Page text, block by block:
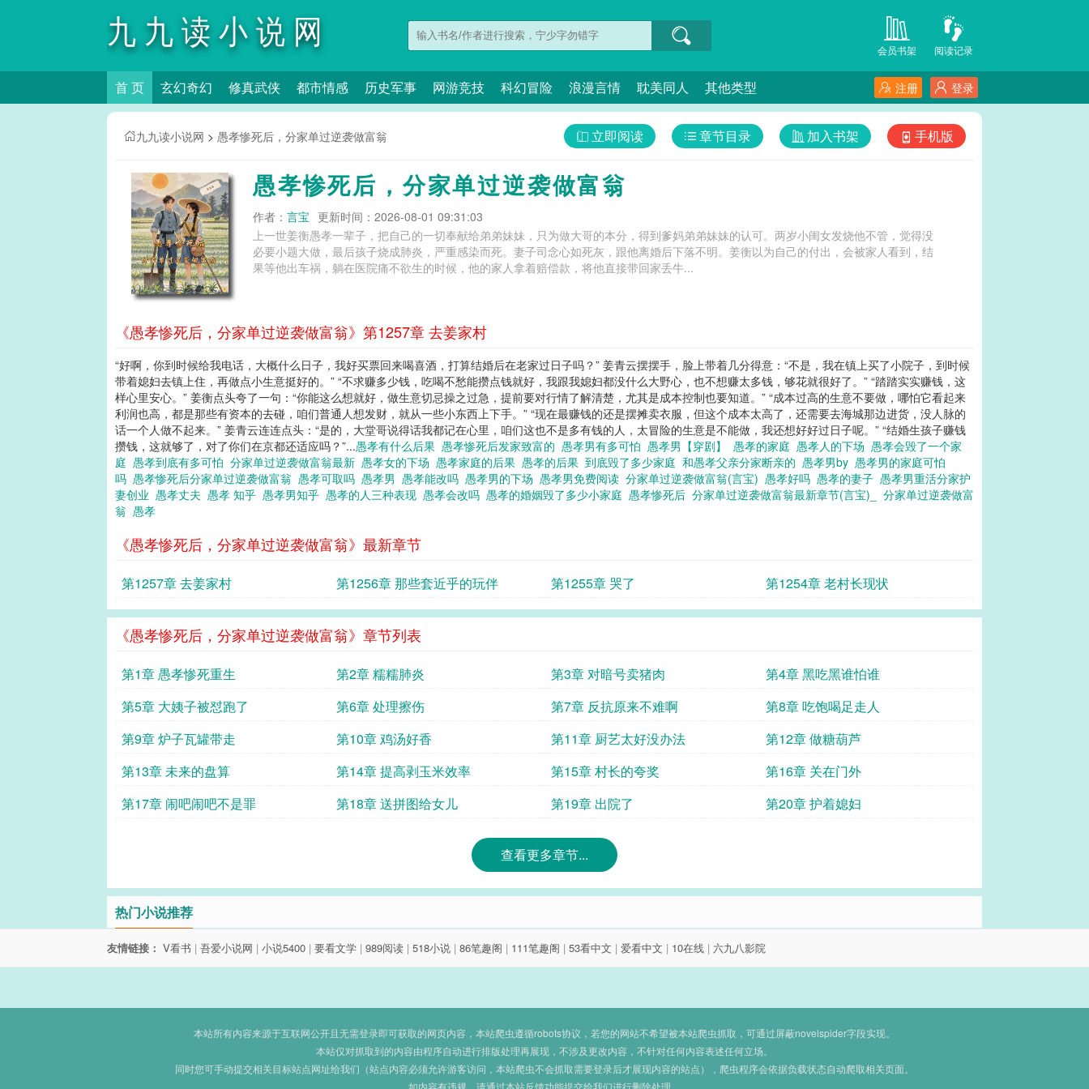
九九读小说网 阅读记录
会员书架
首 页 玄幻奇幻 修真武侠 都市情感 历史军事 网游竞技 科幻冒险 浪漫言情 耽美同人 其他类型 登录
注册
九九读小说网 > 愚孝惨死后，分家单过逆袭做富翁 手机版
加入书架
章节目录
立即阅读
愚孝惨死后，分家单过逆袭做富翁
作者： 言宝 更新时间：2026-08-01 09:31:03
上一世姜衡愚孝一辈子，把自己的一切奉献给弟弟妹妹，只为做大哥的本分，得到爹妈弟弟妹妹的认可。两岁小闺女发烧他不管，觉得没
必要小题大做，最后孩子烧成肺炎，严重感染而死。妻子司念心如死灰，跟他离婚后下落不明。姜衡以为自己的付出，会被家人看到，结
果等他出车祸，躺在医院痛不欲生的时候，他的家人拿着赔偿款，将他直接带回家丢牛...
《愚孝惨死后，分家单过逆袭做富翁》第1257章 去姜家村
“好啊，你到时候给我电话，大概什么日子，我好买票回来喝喜酒，打算结婚后在老家过日子吗？” 姜青云摆摆手，脸上带着几分得意：“不是，我在镇上买了小院子，到时候
带着媳妇去镇上住，再做点小生意挺好的。” “不求赚多少钱，吃喝不愁能攒点钱就好，我跟我媳妇都没什么大野心，也不想赚太多钱，够花就很好了。” “踏踏实实赚钱，这
样心里安心。” 姜衡点头夸了一句：“你能这么想就好，做生意切忌操之过急，提前要对行情了解清楚，尤其是成本控制也要知道。” “成本过高的生意不要做，哪怕它看起来
利润也高，都是那些有资本的去碰，咱们普通人想发财，就从一些小东西上下手。” “现在最赚钱的还是摆摊卖衣服，但这个成本太高了，还需要去海城那边进货，没人脉的
话一个人做不起来。” 姜青云连连点头：“是的，大堂哥说得话我都记在心里，咱们这也不是多有钱的人，太冒险的生意是不能做，我还想好好过日子呢。” “结婚生孩子赚钱
攒钱，这就够了，对了你们在京都还适应吗？”...愚孝有什么后果 愚孝惨死后发家致富的 愚孝男有多可怕 愚孝男【穿剧】 愚孝的家庭 愚孝人的下场 愚孝会毁了一个家
庭 愚孝到底有多可怕 分家单过逆袭做富翁最新 愚孝女的下场 愚孝家庭的后果 愚孝的后果 到底毁了多少家庭 和愚孝父亲分家断亲的 愚孝男by 愚孝男的家庭可怕
吗 愚孝惨死后分家单过逆袭做富翁 愚孝可取吗 愚孝男 愚孝能改吗 愚孝男的下场 愚孝男免费阅读 分家单过逆袭做富翁(言宝) 愚孝好吗 愚孝的妻子 愚孝男重活分家护
妻创业 愚孝丈夫 愚孝 知乎 愚孝男知乎 愚孝的人三种表现 愚孝会改吗 愚孝的婚姻毁了多少小家庭 愚孝惨死后 分家单过逆袭做富翁最新章节(言宝)_ 分家单过逆袭做富
翁 愚孝
《愚孝惨死后，分家单过逆袭做富翁》最新章节
第1257章 去姜家村 第1256章 那些套近乎的玩伴 第1255章 哭了 第1254章 老村长现状
《愚孝惨死后，分家单过逆袭做富翁》章节列表
第1章 愚孝惨死重生 第2章 糯糯肺炎 第3章 对暗号卖猪肉
第4章 黑吃黑谁怕谁
第5章 大姨子被怼跑了
第6章 处理擦伤 第7章 反抗原来不难啊
第8章 吃饱喝足走人
第9章 炉子瓦罐带走
第10章 鸡汤好香 第11章 厨艺太好没办法
第12章 做糖葫芦
第13章 未来的盘算
第14章 提高剥玉米效率 第15章 村长的夸奖
第16章 关在门外
第17章 闹吧闹吧不是罪
第18章 送拼图给女儿 第19章 出院了 第20章 护着媳妇
查看更多章节...
热门小说推荐
友情链接： V看书 | 吾爱小说网 | 小说5400 | 要看文学 | 989阅读 | 518小说 | 86笔趣阁 | 111笔趣阁 | 53看中文 | 爱看中文 | 10在线 | 六九八影院
本站所有内容来源于互联网公开且无需登录即可获取的网页内容，本站爬虫遵循robots协议，若您的网站不希望被本站爬虫抓取，可通过屏蔽novelspider字段实现。
本站仅对抓取到的内容由程序自动进行排版处理再展现，不涉及更改内容，不针对任何内容表述任何立场。
同时您可手动提交相关目标站点网址给我们（站点内容必须允许游客访问，本站爬虫不会抓取需要登录后才展现内容的站点），爬虫程序会依据负载状态自动爬取相关页面。
如内容有违规，请通过本站反馈功能提交给我们进行删除处理。